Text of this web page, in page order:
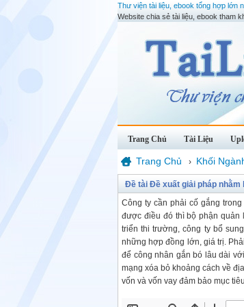
Thư viện tài liệu, ebook tổng hợp lớn
Website chia sẻ tài liệu, ebook tham
Trang Chủ Tài Liệu
Trang Chủ › Khối
Đề tài Đề xuất giải pháp
Công ty cần phải cố gắng
được điều đó thì bộ phận quản
triển thi trường, công ty bổ
những hợp đồng lớn, giá trị.
để công nhân gắn bó lâu dài
mạng xóa bỏ khoảng cách về
vốn và vốn vay đảm bảo mục